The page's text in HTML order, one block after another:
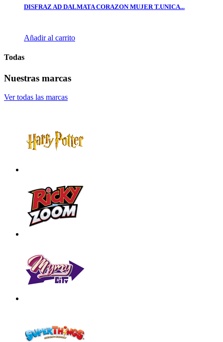
DISFRAZ AD DALMATA CORAZON MUJER T.UNICA...
Añadir al carrito
Todas
Nuestras marcas
Ver todas las marcas